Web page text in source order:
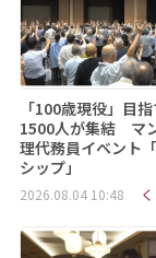
「100歳現役」目
1500人が集結 マ
理代務員イベント
シップ」
2026.08.04 10:48